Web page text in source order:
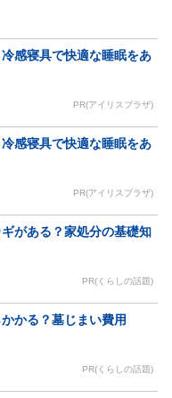
冷感寝具で快適な睡眠をあ
PR(アイリスプラザ)
冷感寝具で快適な睡眠をあ
PR(アイリスプラザ)
がある？家処分の基礎知
PR(くらしの話題)
かる？墓じまい費用
PR(くらしの話題)